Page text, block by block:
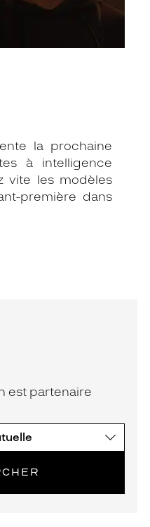
la prochaine
à intelligence
vite les modèles
première dans
est partenaire